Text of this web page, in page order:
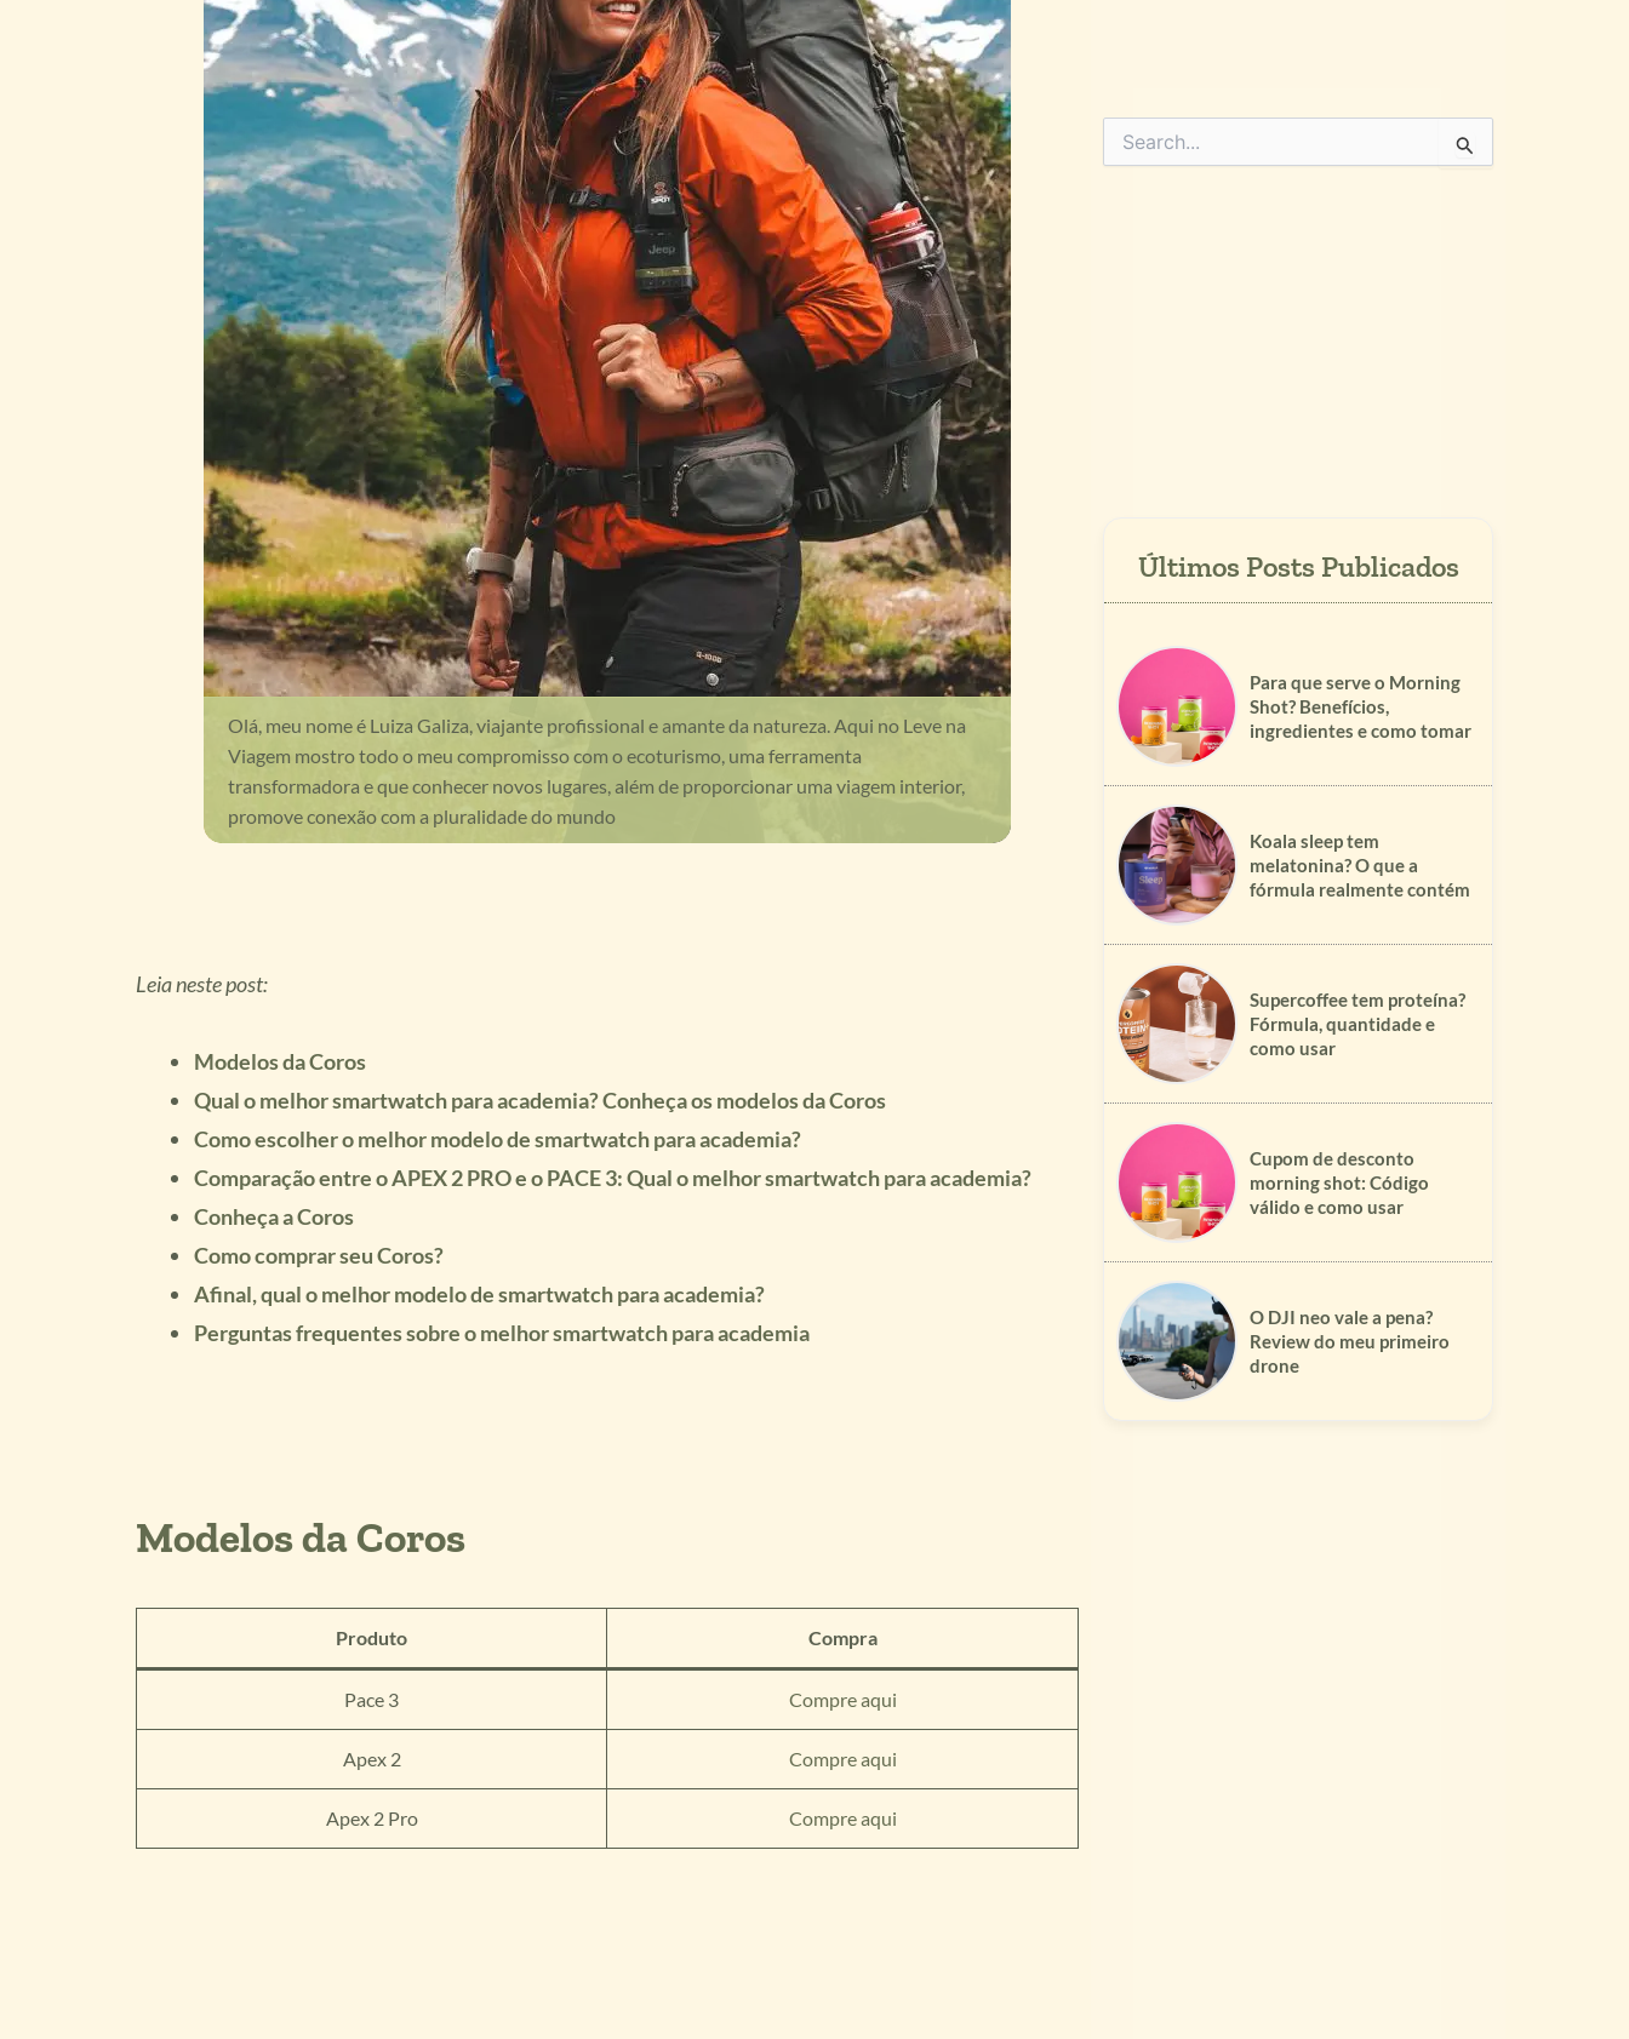
Olá, meu nome é Luiza Galiza, viajante profissional e amante da natureza. Aqui no Leve na
Viagem mostro todo o meu compromisso com o ecoturismo, uma ferramenta
transformadora e que conhecer novos lugares, além de proporcionar uma viagem interior,
promove conexão com a pluralidade do mundo
Leia neste post:
Modelos da Coros
Qual o melhor smartwatch para academia? Conheça os modelos da Coros
Como escolher o melhor modelo de smartwatch para academia?
Comparação entre o APEX 2 PRO e o PACE 3: Qual o melhor smartwatch para academia?
Conheça a Coros
Como comprar seu Coros?
Afinal, qual o melhor modelo de smartwatch para academia?
Perguntas frequentes sobre o melhor smartwatch para academia
Modelos da Coros
Produto Compra
Pace 3 Compre aqui
Apex 2 Compre aqui
Apex 2 Pro Compre aqui
Pesquisar
por:
Para que serve o Morning
Shot? Benefícios,
ingredientes e como tomar
Koala sleep tem
melatonina? O que a
fórmula realmente contém
Supercoffee tem proteína?
Fórmula, quantidade e
como usar
Cupom de desconto
morning shot: Código
válido e como usar
O DJI neo vale a pena?
Review do meu primeiro
drone